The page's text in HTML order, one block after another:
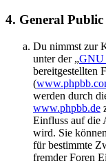
4. General Public
Du nimmst zur
unter der „GNU
bereitgestellten
(
werden durch
www.phpbb.de
Einfluss auf die
wird. Sie
für bestimmte
fremder Foren